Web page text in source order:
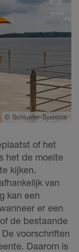
© Schlueter-Systems
of het
het de moeite
kijken.
van
kan een
er een
de bestaande
voorschriften
Daarom is